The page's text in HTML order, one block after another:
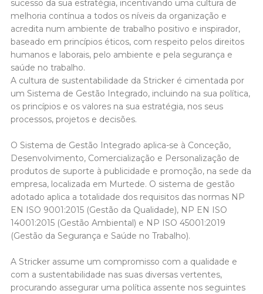
sucesso da sua estratégia, incentivando uma cultura de
melhoria contínua a todos os níveis da organização e
acredita num ambiente de trabalho positivo e inspirador,
baseado em princípios éticos, com respeito pelos direitos
humanos e laborais, pelo ambiente e pela segurança e
saúde no trabalho.
A cultura de sustentabilidade da Stricker é cimentada por
um Sistema de Gestão Integrado, incluindo na sua política,
os princípios e os valores na sua estratégia, nos seus
processos, projetos e decisões.
O Sistema de Gestão Integrado aplica-se à Conceção,
Desenvolvimento, Comercialização e Personalização de
produtos de suporte à publicidade e promoção, na sede da
empresa, localizada em Murtede. O sistema de gestão
adotado aplica a totalidade dos requisitos das normas NP
EN ISO 9001:2015 (Gestão da Qualidade), NP EN ISO
14001:2015 (Gestão Ambiental) e NP ISO 45001:2019
(Gestão da Segurança e Saúde no Trabalho).
A Stricker assume um compromisso com a qualidade e
com a sustentabilidade nas suas diversas vertentes,
procurando assegurar uma política assente nos seguintes